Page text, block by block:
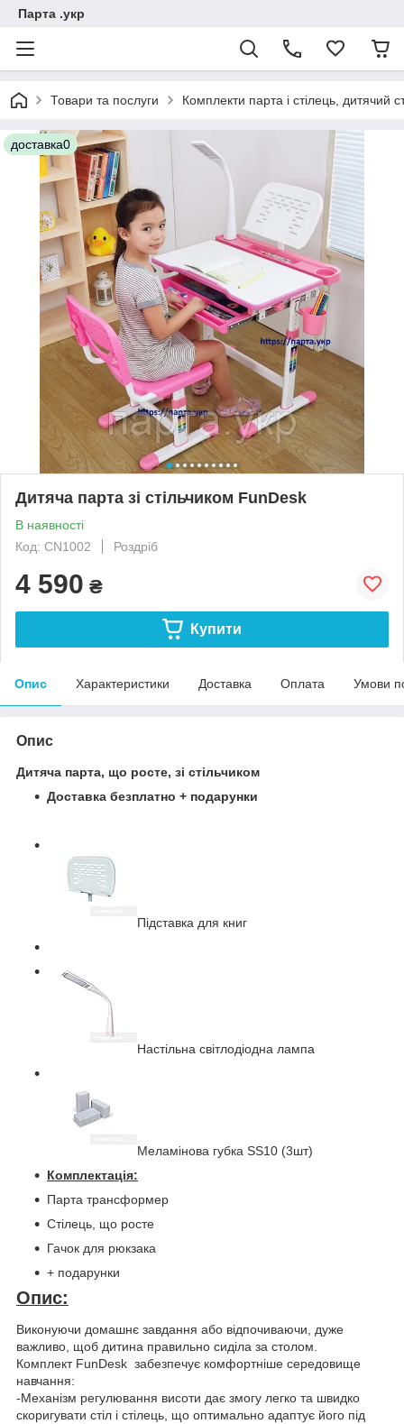
Парта .укр
Товари та послуги Комплекти парта і стілець, дитячий
доставка0
Дитяча парта зі стільчиком FunDesk
В наявності
Код: CN1002
Роздріб
4 590 ₴
Купити
Опис Характеристики Доставка Оплата Умови
Опис
Дитяча парта, що росте, зі стільчиком
Доставка безплатно + подарунки
Підставка для книг
Настільна світлодіодна лампа
Меламінова губка SS10 (3шт)
Комплектація:
Парта трансформер
Стілець, що росте
Гачок для рюкзака
+ подарунки
Опис:
Виконуючи домашнє завдання або відпочиваючи, дуже
важливо, щоб дитина правильно сиділа за столом.
Комплект FunDesk забезпечує комфортніше середовище
навчання:
-Механізм регулювання висоти дає змогу легко та швидко
скоригувати стіл і стілець, що оптимально адаптує його під